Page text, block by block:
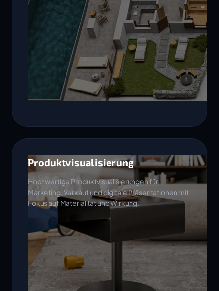
Produktvisualisierung
Hochwertige Produktvisualisierungen für
Marketing, Verkauf und digitale Präsentationen mit
Fokus auf Materialität und Wirkung.